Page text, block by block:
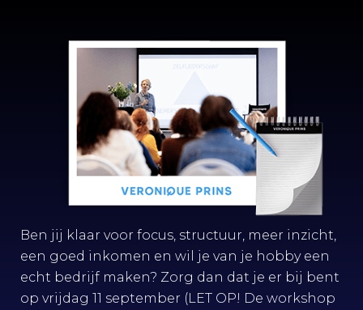
Ben jij klaar voor focus, structuur, meer inzicht,
een goed inkomen en wil je van je hobby een
echt bedrijf maken? Zorg dan dat je er bij bent
op vrijdag 11 september (LET OP! De workshop